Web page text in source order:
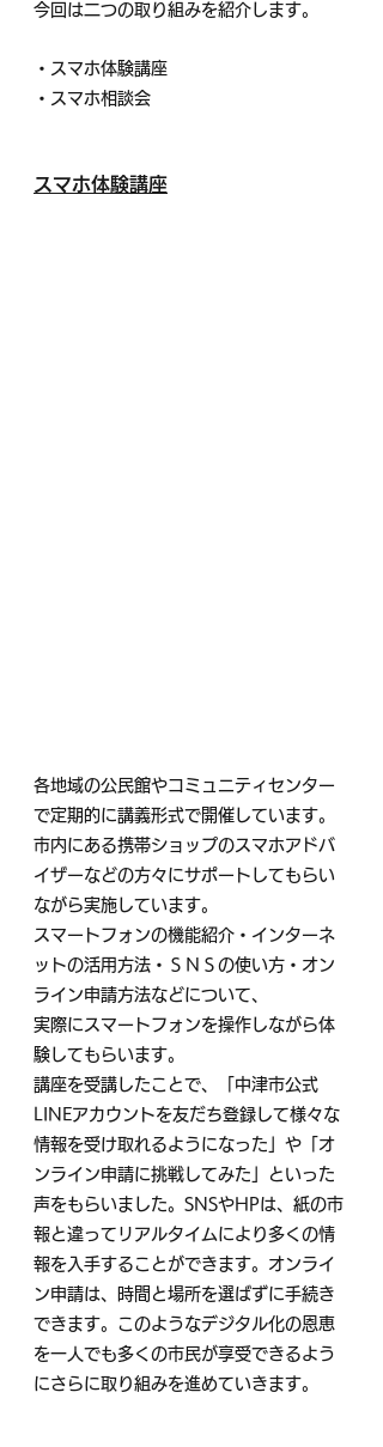
今回は二つの取り組みを紹介します。
・スマホ体験講座
・スマホ相談会
スマホ体験講座
各地域の公民館やコミュニティセンター
で定期的に講義形式で開催しています。
市内にある携帯ショップのスマホアドバ
イザーなどの方々にサポートしてもらい
ながら実施しています。
スマートフォンの機能紹介・インターネ
ットの活用方法・ＳＮＳの使い方・オン
ライン申請方法などについて、
実際にスマートフォンを操作しながら体
験してもらいます。
講座を受講したことで、「中津市公式
LINEアカウントを友だち登録して様々な
情報を受け取れるようになった」や「オ
ンライン申請に挑戦してみた」といった
声をもらいました。SNSやHPは、紙の市
報と違ってリアルタイムにより多くの情
報を入手することができます。オンライ
ン申請は、時間と場所を選ばずに手続き
できます。このようなデジタル化の恩恵
を一人でも多くの市民が享受できるよう
にさらに取り組みを進めていきます。